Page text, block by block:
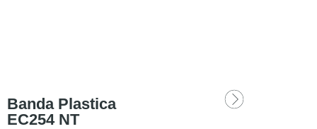
Banda Plastica
EC254 NT